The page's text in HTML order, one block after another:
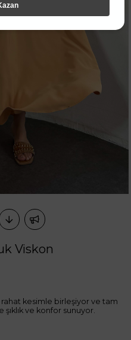
Viskon
rahat kesimle birleşiyor ve tam
şıklık ve konfor sunuyor.